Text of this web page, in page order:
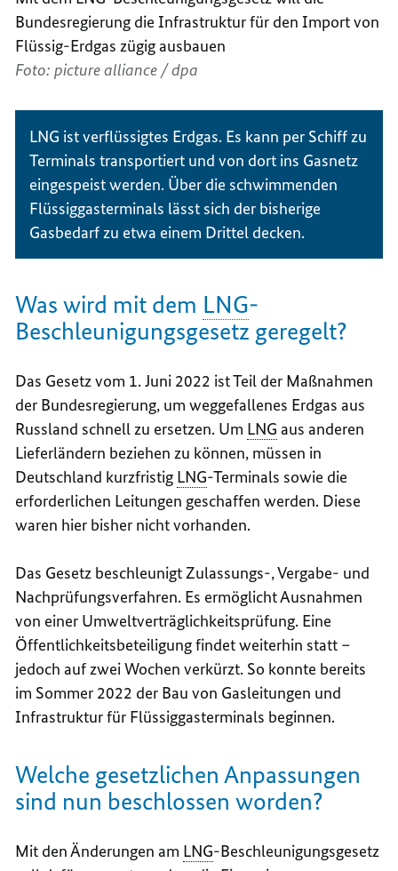
Bundesregierung die Infrastruktur für den Import von
Flüssig-Erdgas zügig ausbauen
Foto: picture alliance / dpa
LNG ist verflüssigtes Erdgas. Es kann per Schiff zu
Terminals transportiert und von dort ins Gasnetz
eingespeist werden. Über die schwimmenden
Flüssiggasterminals lässt sich der bisherige
Gasbedarf zu etwa einem Drittel decken.
Was wird mit dem LNG-
Beschleunigungsgesetz geregelt?
Das Gesetz vom 1. Juni 2022 ist Teil der Maßnahmen
der Bundesregierung, um weggefallenes Erdgas aus
Russland schnell zu ersetzen. Um LNG aus anderen
Lieferländern beziehen zu können, müssen in
Deutschland kurzfristig LNG-Terminals sowie die
erforderlichen Leitungen geschaffen werden. Diese
waren hier bisher nicht vorhanden.
Das Gesetz beschleunigt Zulassungs-, Vergabe- und
Nachprüfungsverfahren. Es ermöglicht Ausnahmen
von einer Umweltverträglichkeitsprüfung. Eine
Öffentlichkeitsbeteiligung findet weiterhin statt –
jedoch auf zwei Wochen verkürzt. So konnte bereits
im Sommer 2022 der Bau von Gasleitungen und
Infrastruktur für Flüssiggasterminals beginnen.
Welche gesetzlichen Anpassungen
sind nun beschlossen worden?
Mit den Änderungen am LNG-Beschleunigungsgesetz